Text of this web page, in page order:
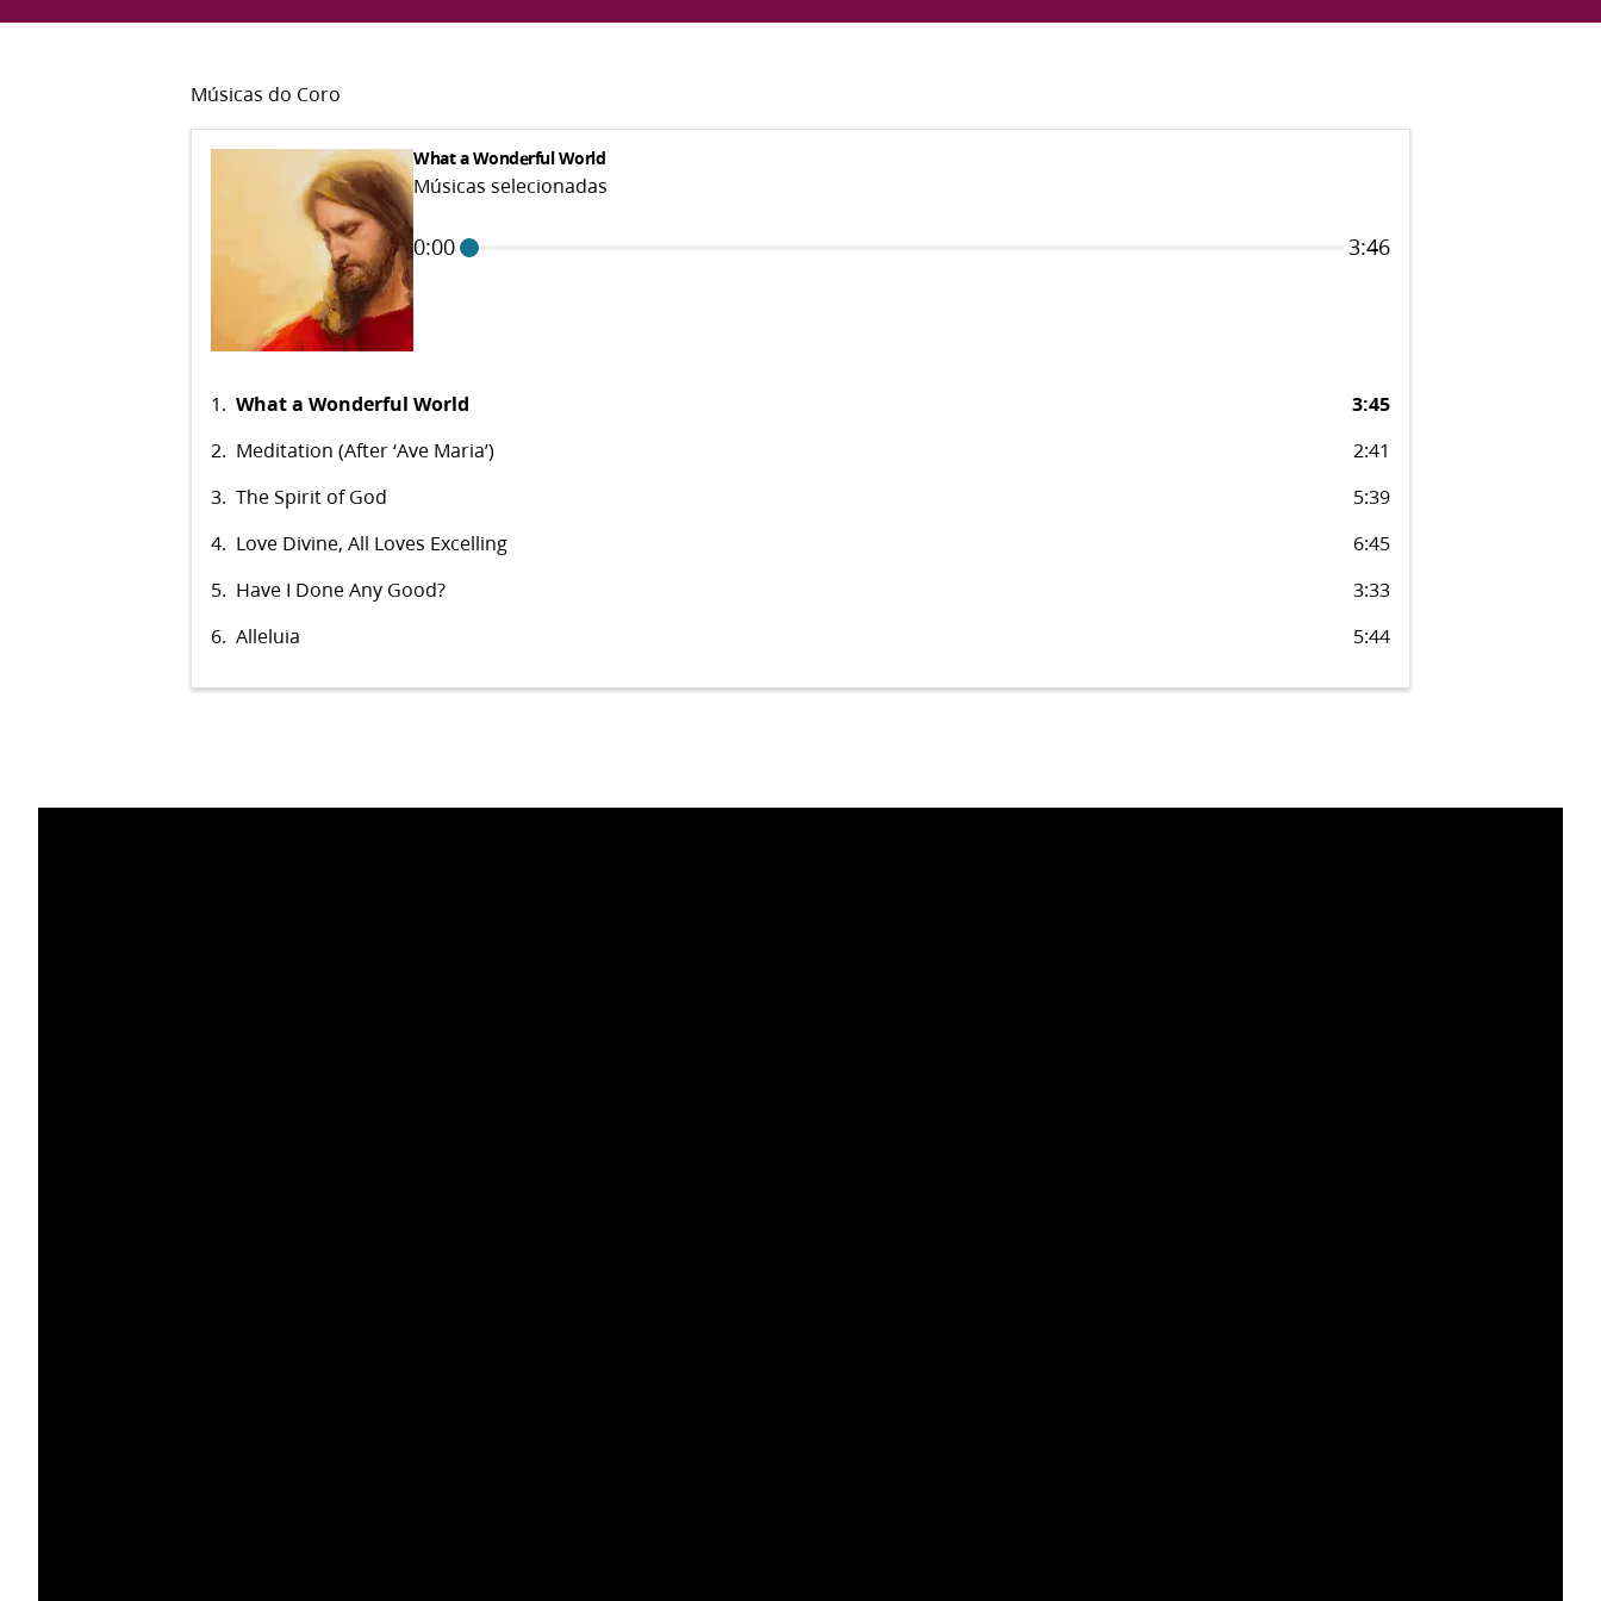
Músicas do Coro
What a Wonderful World
Músicas selecionadas
0:00 3:46
1. What a Wonderful World
3:45
2. Meditation (After ‘Ave Maria’)
2:41
3. The Spirit of God
5:39
4. Love Divine, All Loves Excelling
6:45
5. Have I Done Any Good?
3:33
6. Alleluia 5:44